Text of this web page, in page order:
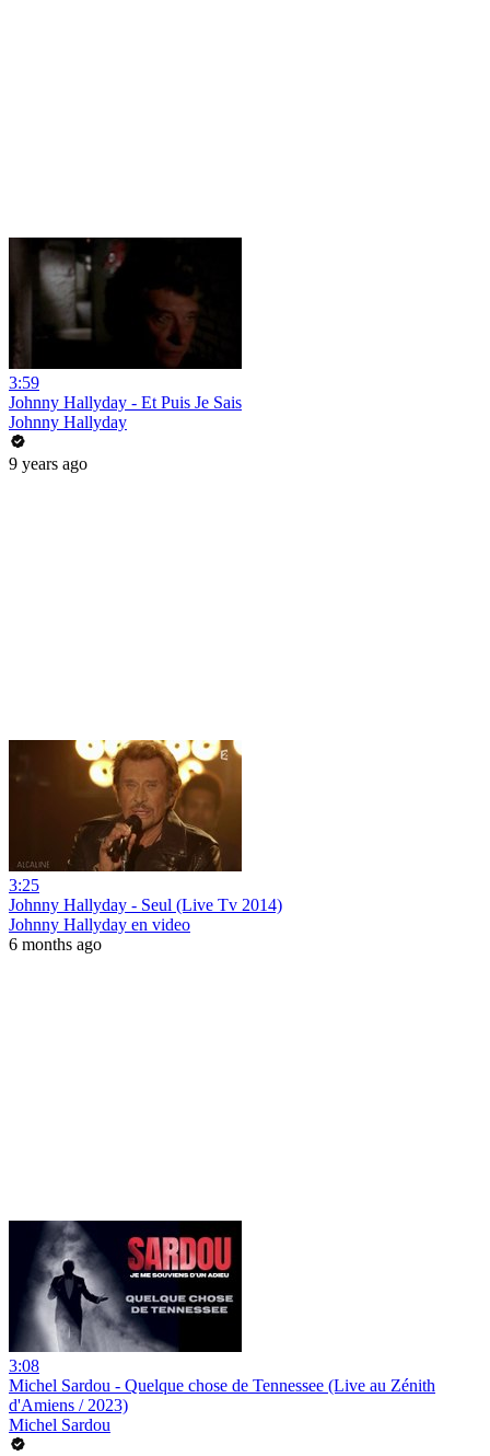
3:59
Johnny Hallyday - Et Puis Je Sais
Johnny Hallyday
9 years ago
3:25
Johnny Hallyday - Seul (Live Tv 2014)
Johnny Hallyday en video
6 months ago
3:08
Michel Sardou - Quelque chose de Tennessee (Live au Zénith
d'Amiens / 2023)
Michel Sardou